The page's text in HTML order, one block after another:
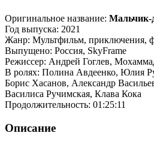
Оригинальное название: Мальчик-
Год выпуска: 2021
Жанр: Мультфильм, приключения,
Выпущено: Россия, SkyFrame
Режиссер: Андрей Гоглев,
В ролях: Полина Авдеенко, Юлия
Борис Хасанов, Александр
Василиса Ручимская, Клава Кока
Продолжительность: 01:25:11
Описание